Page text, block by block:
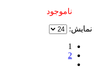
ناموجود
نمایش:
1
2